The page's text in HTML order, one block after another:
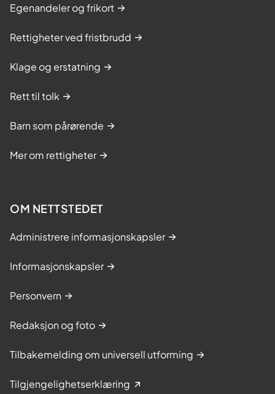
Egenandeler og frikort
Rettigheter ved fristbrudd
Klage og erstatning
Rett til tolk
Barn som pårørende
Mer om rettigheter
OM NETTSTEDET
Administrere informasjonskapsler
Informasjonskapsler
Personvern
Redaksjon og foto
Tilbakemelding om universell utforming
Tilgjengelighetserklæring